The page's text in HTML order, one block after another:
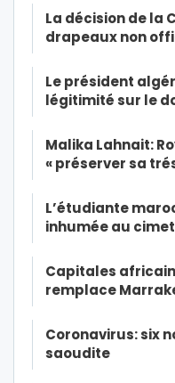
La décision de la
drapeaux non
Le président
légitimité sur le
Malika Lahnait:
« préserver sa
L’étudiante
inhumée au
Capitales
remplace
Coronavirus: six
saoudite